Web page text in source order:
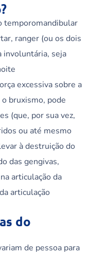
temporomandibular
ranger (ou os dois
involuntária, seja
excessiva sobre a
bruxismo, pode
(que, por sua vez,
ou até mesmo
à destruição do
das gengivas,
articulação da
articulação
do
de pessoa para